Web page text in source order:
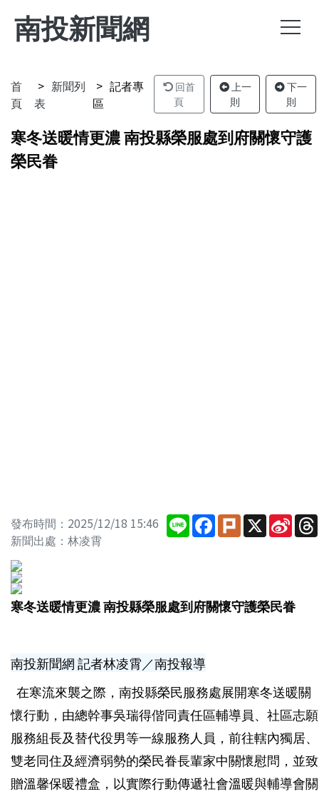
南投新聞網
首
頁
新聞列
表
記者專
區
回首
頁
上一
則
下一
則
寒冬送暖情更濃 南投縣榮服處到府關懷守護
榮民眷
發布時間：2025/12/18 15:46
新聞出處：林凌霄
Line Facebook
PlurkX Sina
寒冬送暖情更濃 南投縣榮服處到府關懷守護榮民眷
南投新聞網 記者林凌霄／南投報導
在寒流來襲之際，南投縣榮民服務處展開寒冬送暖關
懷行動，由總幹事吳瑞得偕同責任區輔導員、社區志願
服務組長及替代役男等一線服務人員，前往轄內獨居、
雙老同住及經濟弱勢的榮民眷長輩家中關懷慰問，並致
贈溫馨保暖禮盒，以實際行動傳遞社會溫暖與輔導會關